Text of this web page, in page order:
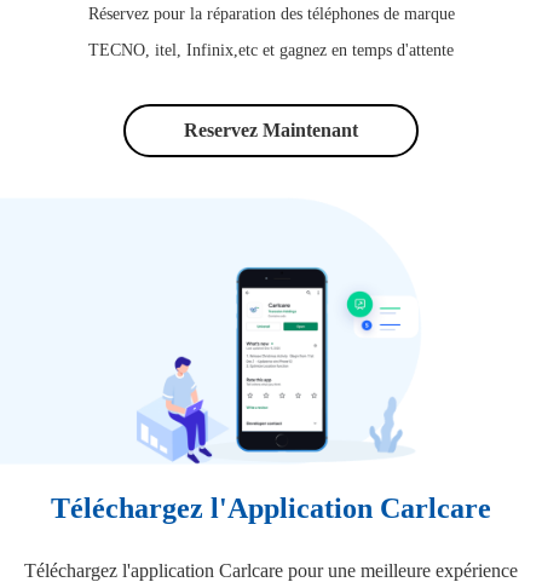
Réservez pour la réparation des téléphones de marque
TECNO, itel, Infinix,etc et gagnez en temps d'attente
Reservez Maintenant
Téléchargez l'Application Carlcare
Téléchargez l'application Carlcare pour une meilleure expérience